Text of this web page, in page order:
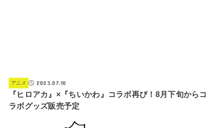
アニメ 2023.07.10
『ヒロアカ』×『ちいかわ』コラボ再び！8月下旬からコ
ラボグッズ販売予定